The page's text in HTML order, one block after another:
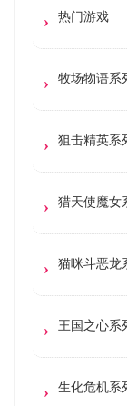
热门游戏
牧场物语系
狙击精英系
猎天使魔女
猫咪斗恶龙
王国之心系
生化危机系